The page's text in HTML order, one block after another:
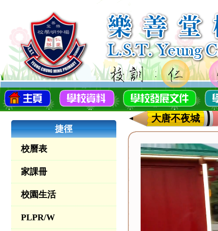
捷徑
校曆表
家課冊
校園生活
PLPR/W
大唐不夜城